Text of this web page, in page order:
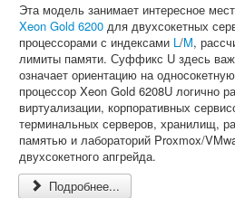
Эта модель занимает интересное
Xeon Gold 6200 для двухсокетных
процессорами с индексами L/M,
лимиты памяти. Суффикс U здесь
означает ориентацию на
процессор Xeon Gold 6208U логично
виртуализации, корпоративных
терминальных серверов, хранилищ,
памятью и лабораторий Proxmox/
двухсокетного апгрейда.
Подробнее...